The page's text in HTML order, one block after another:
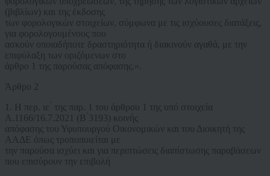
(βιβλίων) και της έκδοσης
των φορολογικών στοιχείων, σύμφωνα με τις ισχύουσες διατάξεις,
για φορολογουμένους που
ασκούν οποιαδήποτε δραστηριότητα ή διακινούν αγαθά, με την
επιφύλαξη των οριζόμενων στο
άρθρο 1 της παρούσας απόφασης.».
Άρθρο 2
1. Η περ. ιε ́ της παρ. 1 του άρθρου 1 της υπό στοιχεία
Α.1166/16.7.2021 (Β ́3193) κοινής
απόφασης του Υφυπουργού Οικονομικών και του Διοικητή της
ΑΑΔΕ όπως τροποποιείται με
την παρούσα ισχύει και για περιπτώσεις διαπίστωσης παραβάσεων
που επισύρουν την επιβολή